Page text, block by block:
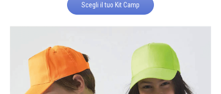
Scegli il tuo Kit Camp